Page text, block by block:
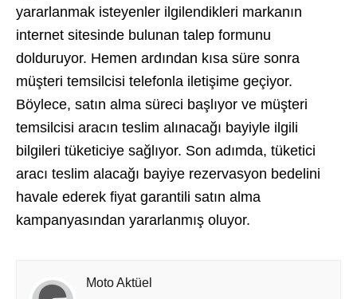
yararlanmak isteyenler ilgilendikleri markanın
internet sitesinde bulunan talep formunu
dolduruyor. Hemen ardından kısa süre sonra
müşteri temsilcisi telefonla iletişime geçiyor.
Böylece, satın alma süreci başlıyor ve müşteri
temsilcisi aracın teslim alınacağı bayiyle ilgili
bilgileri tüketiciye sağlıyor. Son adımda, tüketici
aracı teslim alacağı bayiye rezervasyon bedelini
havale ederek fiyat garantili satın alma
kampanyasından yararlanmış oluyor.
Moto Aktüel